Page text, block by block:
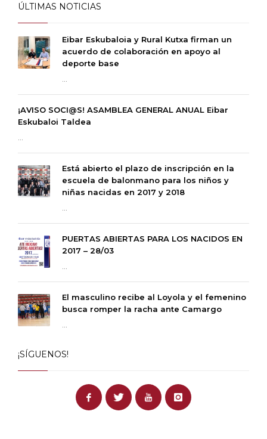
ÚLTIMAS NOTICIAS
Eibar Eskubaloia y Rural Kutxa firman un
acuerdo de colaboración en apoyo al
deporte base
¡AVISO SOCI@S! ASAMBLEA GENERAL ANUAL Eibar
Eskubaloi Taldea
Está abierto el plazo de inscripción en la
escuela de balonmano para los niños y
niñas nacidas en 2017 y 2018
PUERTAS ABIERTAS PARA LOS NACIDOS EN
2017 – 28/03
El masculino recibe al Loyola y el femenino
busca romper la racha ante Camargo
¡SÍGUENOS!